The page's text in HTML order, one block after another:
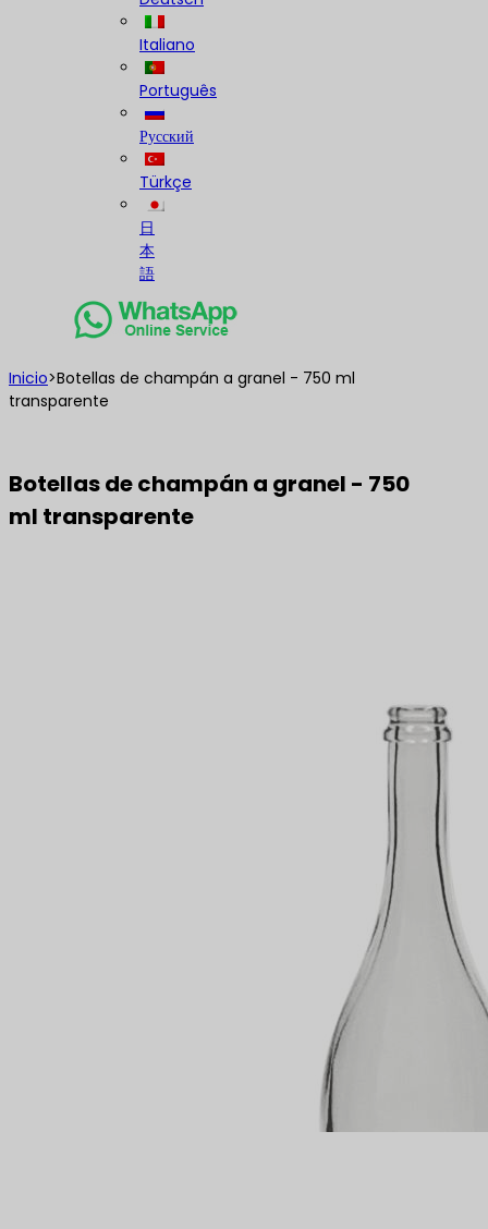
Italiano
Português
Русский
Türkçe
日
本
語
Inicio>Botellas de champán a granel - 750 ml
transparente
Botellas de champán a granel - 750
ml transparente